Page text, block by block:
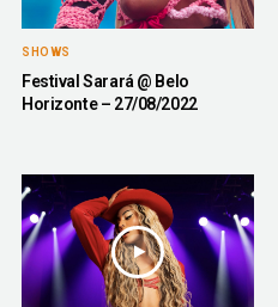
SHOWS
Festival Sarará @ Belo
Horizonte – 27/08/2022